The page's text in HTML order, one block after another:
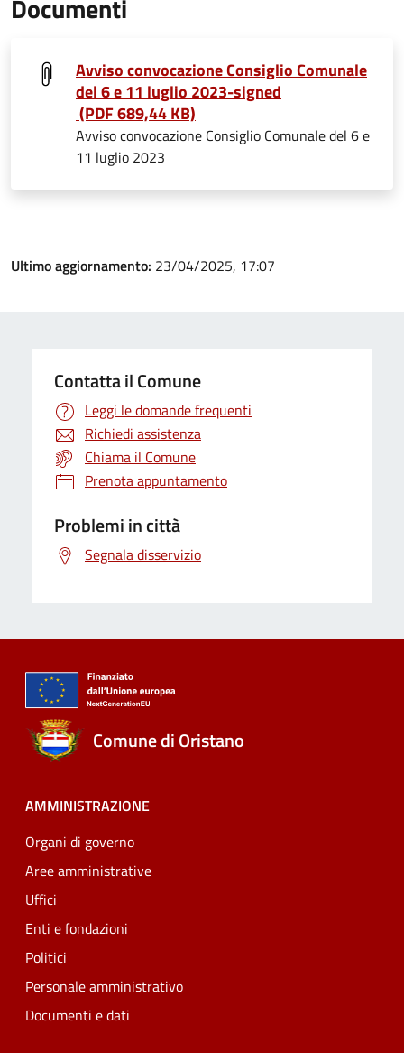
Documenti
Avviso convocazione Consiglio Comunale
del 6 e 11 luglio 2023-signed
(PDF 689,44 KB)
Avviso convocazione Consiglio Comunale del 6 e
11 luglio 2023
Ultimo aggiornamento: 23/04/2025, 17:07
Contatta il Comune
Leggi le domande frequenti
Richiedi assistenza
Chiama il Comune
Prenota appuntamento
Problemi in città
Segnala disservizio
Comune di Oristano
AMMINISTRAZIONE
Organi di governo
Aree amministrative
Uffici
Enti e fondazioni
Politici
Personale amministrativo
Documenti e dati